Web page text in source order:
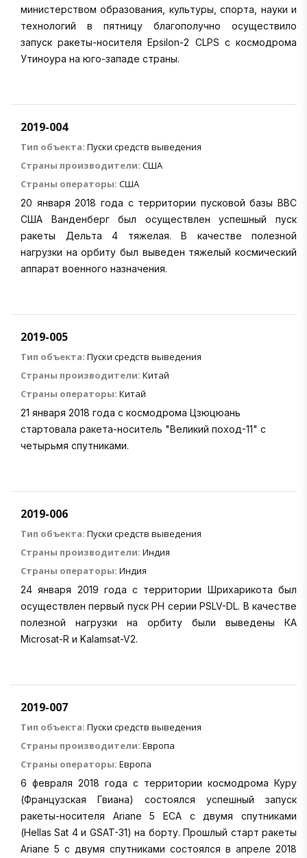
министерством образования, культуры, спорта, науки и
технологий в пятницу благополучно осуществило
запуск ракеты-носителя Epsilon-2 CLPS с космодрома
Утиноура на юго-западе страны.
2019-004
Тип объекта: Пуски средств выведения
Страны производители: США
Страны операторы: США
20 января 2018 года с территории пусковой базы ВВС
США Ванденберг был осуществлен успешный пуск
ракеты Дельта 4 тяжелая. В качестве полезной
нагрузки на орбиту был выведен тяжелый космический
аппарат военного назначения.
2019-005
Тип объекта: Пуски средств выведения
Страны производители: Китай
Страны операторы: Китай
21 января 2018 года с космодрома Цзюцюань
стартовала ракета-носитель "Великий поход-11" с
четырьмя спутниками.
2019-006
Тип объекта: Пуски средств выведения
Страны производители: Индия
Страны операторы: Индия
24 января 2019 года с территории Шрихарикота был
осуществлен первый пуск РН серии PSLV-DL. В качестве
полезной нагрузки на орбиту были выведены КА
Microsat-R и Kalamsat-V2.
2019-007
Тип объекта: Пуски средств выведения
Страны производители: Европа
Страны операторы: Европа
6 февраля 2018 года с территории космодрома Куру
(Французская Гвиана) состоялся успешный запуск
ракеты-носителя Ariane 5 ECA с двумя спутниками
(Hellas Sat 4 и GSAT-31) на борту. Прошлый старт ракеты
Ariane 5 с двумя спутниками состоялся в апреле 2018